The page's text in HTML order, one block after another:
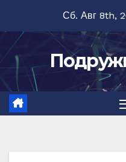
содержимому
Сб. Авг 8th,